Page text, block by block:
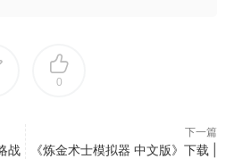
0
战
下一篇
《炼金术士模拟器 中文版》下载 |